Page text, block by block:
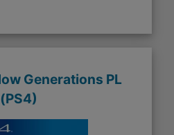
Generations PL
(PS4)